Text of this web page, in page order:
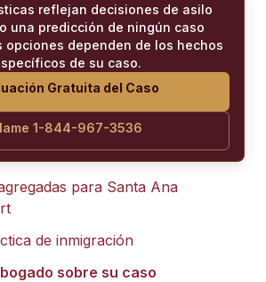
reflejan decisiones de asilo
una predicción de ningún caso
opciones dependen de los hechos
de su caso.
Gratuita del Caso
1-844-967-3536
para Santa Ana
de inmigración
sobre su caso